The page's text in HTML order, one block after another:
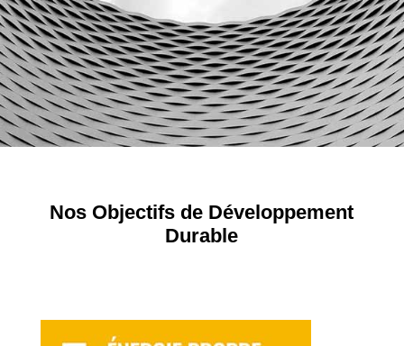
Nos Objectifs de Développement
Durable